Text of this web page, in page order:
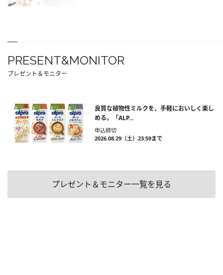
PRESENT&MONITOR
プレゼント＆モニター
良質な植物性ミルクを、手軽においしく楽し
める。「ALP...
申込締切
2026.08.29（土）23:59まで
プレゼント＆モニター一覧を見る